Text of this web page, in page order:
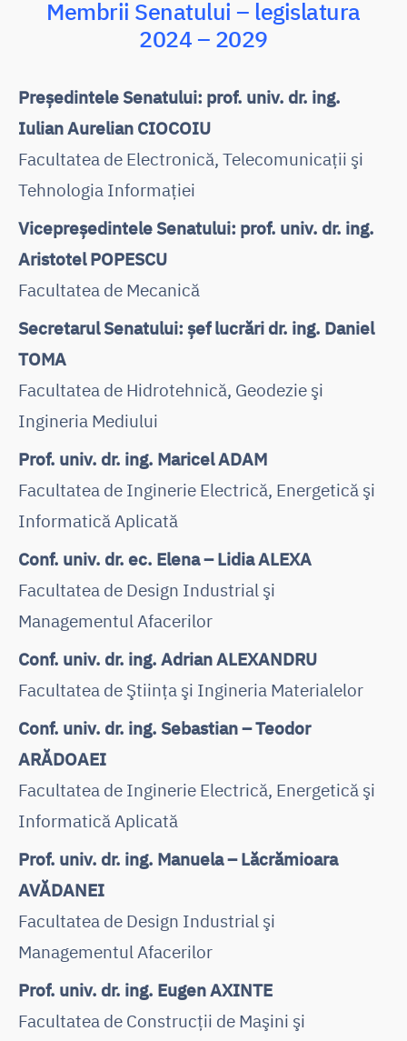
Membrii Senatului – legislatura
2024 – 2029
Președintele Senatului: prof. univ. dr. ing.
Iulian Aurelian CIOCOIU
Facultatea de Electronică, Telecomunicaţii şi
Tehnologia Informaţiei
Vicepreședintele Senatului: prof. univ. dr. ing.
Aristotel POPESCU
Facultatea de Mecanică
Secretarul Senatului: șef lucrări dr. ing. Daniel
TOMA
Facultatea de Hidrotehnică, Geodezie şi
Ingineria Mediului
Prof. univ. dr. ing. Maricel ADAM
Facultatea de Inginerie Electrică, Energetică şi
Informatică Aplicată
Conf. univ. dr. ec. Elena – Lidia ALEXA
Facultatea de Design Industrial şi
Managementul Afacerilor
Conf. univ. dr. ing. Adrian ALEXANDRU
Facultatea de Ştiinţa şi Ingineria Materialelor
Conf. univ. dr. ing. Sebastian – Teodor
ARĂDOAEI
Facultatea de Inginerie Electrică, Energetică şi
Informatică Aplicată
Prof. univ. dr. ing. Manuela – Lăcrămioara
AVĂDANEI
Facultatea de Design Industrial şi
Managementul Afacerilor
Prof. univ. dr. ing. Eugen AXINTE
Facultatea de Construcţii de Maşini şi